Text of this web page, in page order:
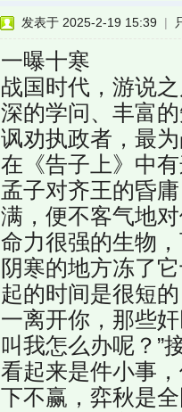
发表于 2025-2-19 15:39 |
一曝十寒
战国时代，游说
深的学问、丰富
讽劝执政者，最
在《告子上》中
孟子对齐王的昏
满，便不客气地
命力很强的生物
阴寒的地方冻了
起的时间是很短
一离开你，那些
叫我怎么办呢？”
看起来是件小事
下不赢，弈秋是